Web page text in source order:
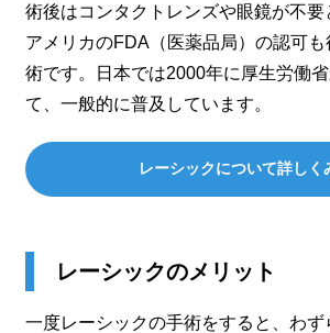
術後はコンタクトレンズや眼鏡が不要
アメリカのFDA（医薬品局）の認可
術です。日本では2000年に厚生労働
て、一般的に普及しています。
レーシックについて詳しく
レーシックのメリット
一度レーシックの手術をすると、わず